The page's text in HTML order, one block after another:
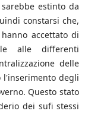
estinto da
constarsi che,
accettato di
alle differenti
delle
degli
Questo stato
dei sufi stessi